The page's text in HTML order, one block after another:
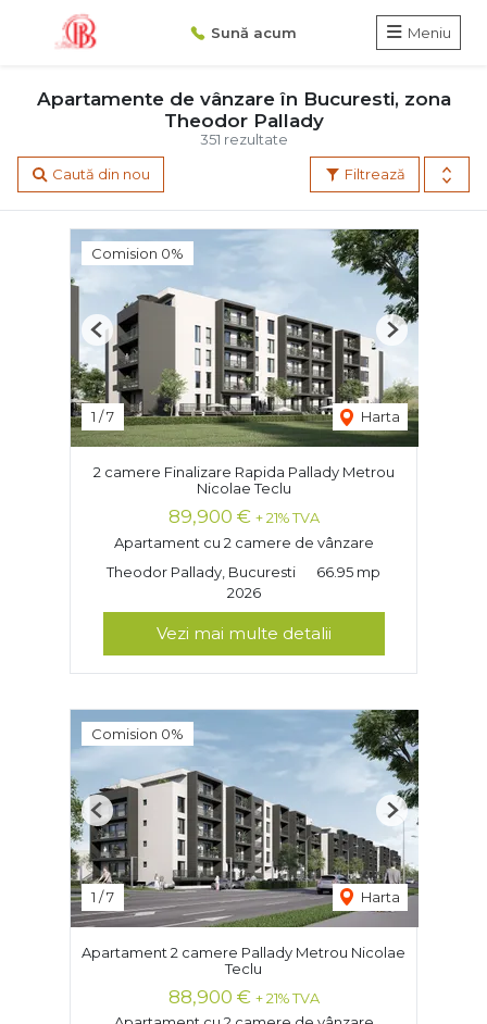
Sună acum Meniu
351 rezultate
Apartamente de vânzare în Bucuresti, zona
Theodor Pallady
Filtrează
Caută din nou
Comision 0%
1 /7 Harta
Previous Next
2 camere Finalizare Rapida Pallady Metrou
Nicolae Teclu
89,900 € + 21% TVA
Apartament cu 2 camere de vânzare
Theodor Pallady, Bucuresti
66.95 mp
2026
Vezi mai multe detalii
Comision 0%
1 /7 Harta
Previous Next
Apartament 2 camere Pallady Metrou Nicolae
Teclu
88,900 € + 21% TVA